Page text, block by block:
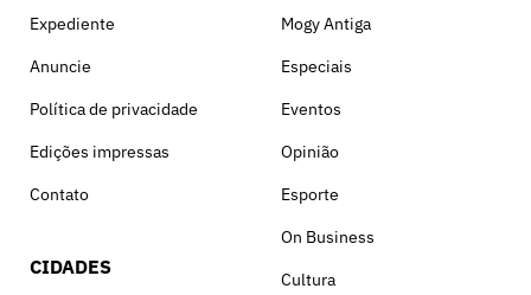
Expediente
Anuncie
Política de privacidade
Edições impressas
Contato
CIDADES
Mogy Antiga
Especiais
Eventos
Opinião
Esporte
On Business
Cultura